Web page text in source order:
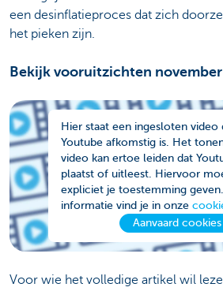
een desinflatieproces dat zich
het pieken zijn.
Bekijk vooruitzichten november
Hier staat een ingesloten video
Youtube afkomstig is. Het
video kan ertoe leiden dat
plaatst of uitleest. Hiervoor
expliciet je toestemming
informatie vind je in onze
Aanvaard cookies
Voor wie het volledige artikel wil